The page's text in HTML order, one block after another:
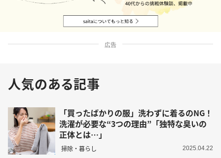
広告
人気のある記事
「買ったばかりの服」洗わずに着るのNG！
洗濯が必要な“3つの理由”「独特な臭いの
正体とは…」
掃除・暮らし 2025.04.22